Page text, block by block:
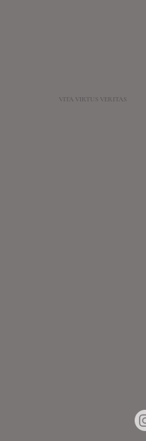
VITA VIRTUS VERITAS